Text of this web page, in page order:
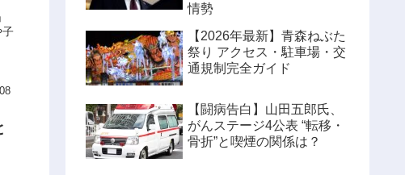
子
情勢
【2026年最新】青森ねぶた
祭り アクセス・駐車場・交
通規制完全ガイド
【闘病告白】山田五郎氏、
がんステージ4公表 “転移・
骨折”と喫煙の関係は？